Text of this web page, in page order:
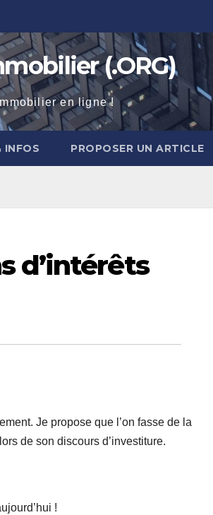
(.ORG)
en ligne !
INFOS PROPOSER UN ARTICLE
d’intérêts
Je propose que l’on fasse de la
de son discours d’investiture.
!